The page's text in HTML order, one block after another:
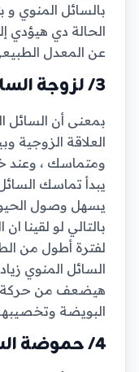
بالسائل المنوي
الحالة دي هيؤدي
عن المعدل
3/ لزوجة السائل المنوي :
بمعنى أن السائل
العلاقة الزوجية
يبدأ تماسك
يسهل وصول
بالتالي لو لقينا
لفترة أطول من
السائل المنوي
هيضعف من حركة
البويضة
4/ حموضة السائل المنوي :